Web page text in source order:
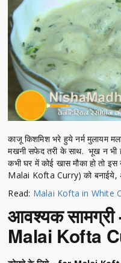
काजू किशमिश भरे हुये नर्म मुलायम
मखनी सफेद तरी के साथ. भूख न भी
कभी घर में कोई खास मौका हो तो
Malai Kofta Curry) को बनाईये,
Read: Malai Kofta in White
आवश्यक
Malai Kofta